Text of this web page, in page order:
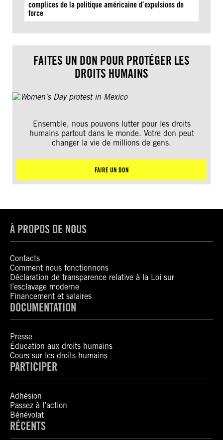
complices de la politique américaine d’expulsions de
force
FAITES UN DON POUR PROTÉGER LES
DROITS HUMAINS
Ensemble, nous pouvons lutter pour les droits
humains partout dans le monde. Votre don peut
changer la vie de millions de gens.
FAIRE UN DON
À PROPOS DE NOUS
Contacts
Comment nous fonctionnons
Déclaration de transparence relative à la Loi sur
l’esclavage moderne
Financement et salaires
DOCUMENTATION
Presse
Éducation aux droits humains
Cours sur les droits humains
PARTICIPER
Adhésion
Passez à l’action
Bénévolat
RÉCENTS